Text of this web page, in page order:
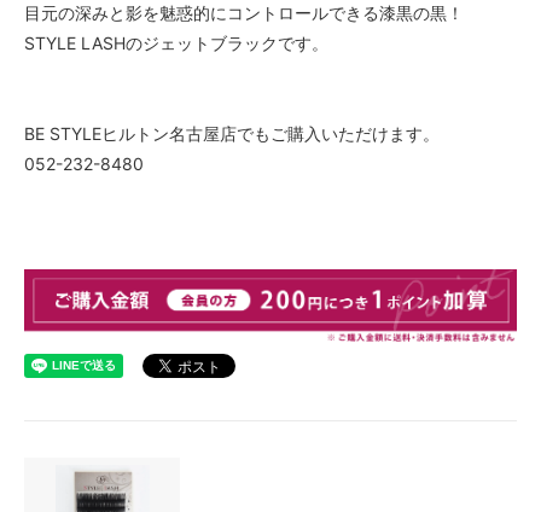
目元の深みと影を魅惑的にコントロールできる漆黒の黒！
STYLE LASHのジェットブラックです。
BE STYLEヒルトン名古屋店でもご購入いただけます。
052-232-8480